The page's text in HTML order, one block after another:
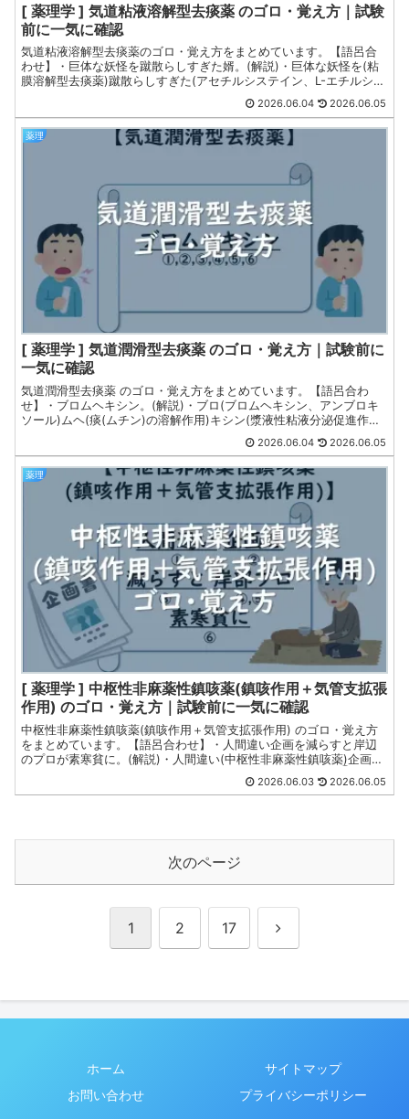
[ 薬理学 ] 気道粘液溶解型去痰薬 のゴロ・覚え方｜試験
前に一気に確認
気道粘液溶解型去痰薬のゴロ・覚え方をまとめています。【語呂合
わせ】・巨体な妖怪を蹴散らしすぎた婿。(解説)・巨体な妖怪を(粘
膜溶解型去痰薬)蹴散らしすぎた(アセチルシステイン、L-エチルシス
テイン)婿(ムコタンパク質のジスルフィド結合を開裂)。薬剤師国家
2026.06.04 2026.06.05
薬理
[ 薬理学 ] 気道潤滑型去痰薬 のゴロ・覚え方｜試験前に
一気に確認
気道潤滑型去痰薬 のゴロ・覚え方をまとめています。【語呂合わ
せ】・ブロムヘキシン。(解説)・ブロ(ブロムヘキシン、アンブロキ
ソール)ムヘ(痰(ムチン)の溶解作用)キシン(漿液性粘液分泌促進作
国家試験・CBT・定期試験対策向けです。
2026.06.04 2026.06.05
薬理
[ 薬理学 ] 中枢性非麻薬性鎮咳薬(鎮咳作用＋気管支拡張
作用) のゴロ・覚え方｜試験前に一気に確認
中枢性非麻薬性鎮咳薬(鎮咳作用＋気管支拡張作用) のゴロ・覚え方
をまとめています。【語呂合わせ】・人間違い企画を減らすと岸辺
のプロが素寒貧に。(解説)・人間違い(中枢性非麻薬性鎮咳薬)企画を
トキシベリン、②ベンプロペリン)素寒貧に(ノスカピン)。薬剤師国
2026.06.03 2026.06.05
次のページ
1 2 17 次
ホーム
サイトマップ
お問い合わせ
プライバシーポリシー